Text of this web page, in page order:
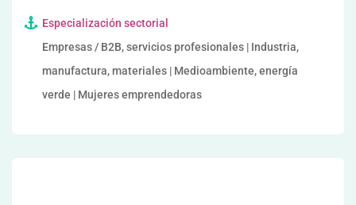
Especialización sectorial
Empresas / B2B, servicios profesionales | Industria,
manufactura, materiales | Medioambiente, energía
verde | Mujeres emprendedoras